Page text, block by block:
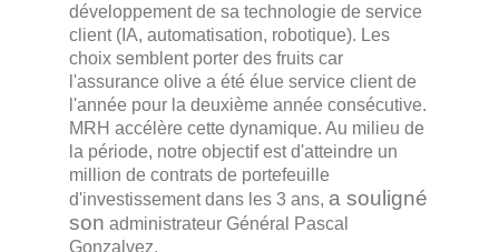
développement de sa technologie de service
client (IA, automatisation, robotique). Les
choix semblent porter des fruits car
l'assurance olive a été élue service client de
l'année pour la deuxième année consécutive.
MRH accélère cette dynamique. Au milieu de
la période, notre objectif est d'atteindre un
million de contrats de portefeuille
d'investissement dans les 3 ans, a souligné
son administrateur Général Pascal
Gonzalvez.